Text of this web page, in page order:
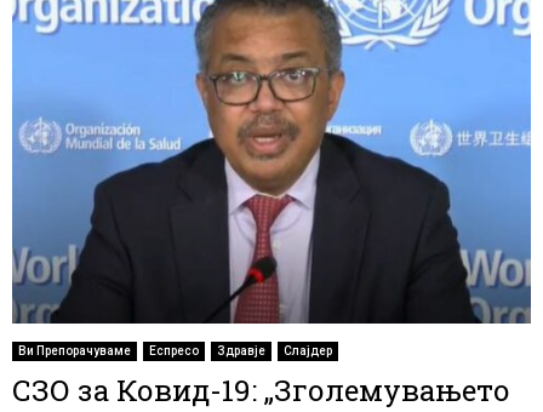
Ви Препорачуваме Еспресо Здравје Слајдер
СЗО за Ковид-19: „Зголемувањето